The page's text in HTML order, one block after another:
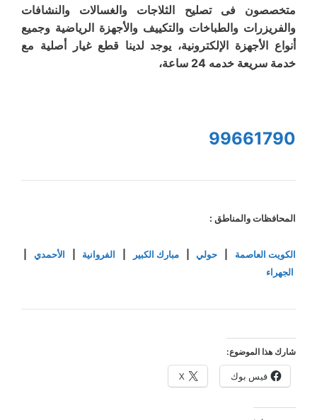
متخصصون فى تصليح الثلاجات والغسالات والنشافات
والفريزرات والطباخات والتكييف والأجهزة الرياضية وجميع
أنواع الأجهزة الإلكترونية، يوجد لدينا قطع غيار أصلية مع
خدمة سريعة خدمه 24 ساعة،
99661790
المحافظات والمناطق :
الكويت العاصمة حولي|مبارك الكبير الفروانية الأحمدي
الجهراء
شارك هذا الموضوع:
فيس بوك X